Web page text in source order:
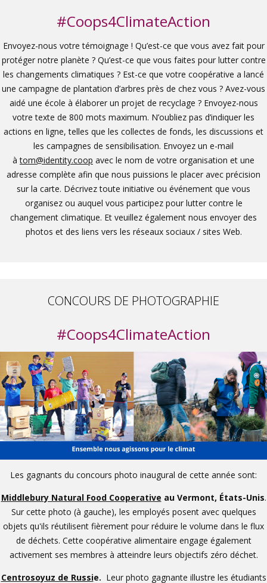
#Coops4ClimateAction
Envoyez-nous votre témoignage ! Qu’est-ce que vous avez fait pour
protéger notre planète ? Qu’est-ce que vous faites pour lutter contre
les changements climatiques ? Est-ce que votre coopérative a lancé
une campagne de plantation d’arbres près de chez vous ? Avez-vous
aidé une école à élaborer un projet de recyclage ? Envoyez-nous
votre texte de 800 mots maximum. N’oubliez pas d’indiquer les
actions en ligne, telles que les collectes de fonds, les discussions et
les campagnes de sensibilisation. Envoyez un e-mail
àtom@identity.coop avec le nom de votre organisation et une
adresse complète afin que nous puissions le placer avec précision
sur la carte. Décrivez toute initiative ou événement que vous
organisez ou auquel vous participez pour lutter contre le
changement climatique. Et veuillez également nous envoyer des
photos et des liens vers les réseaux sociaux / sites Web.
CONCOURS DE PHOTOGRAPHIE
#Coops4ClimateAction
Les gagnants du concours photo inaugural de cette année sont:
Middlebury Natural Food Cooperative au Vermont, États-Unis.
Sur cette photo (à gauche), les employés posent avec quelques
objets qu'ils réutilisent fièrement pour réduire le volume dans le flux
de déchets. Cette coopérative alimentaire engage également
activement ses membres à atteindre leurs objectifs zéro déchet.
Centrosoyuz de Russie. Leur photo gagnante illustre les étudiants